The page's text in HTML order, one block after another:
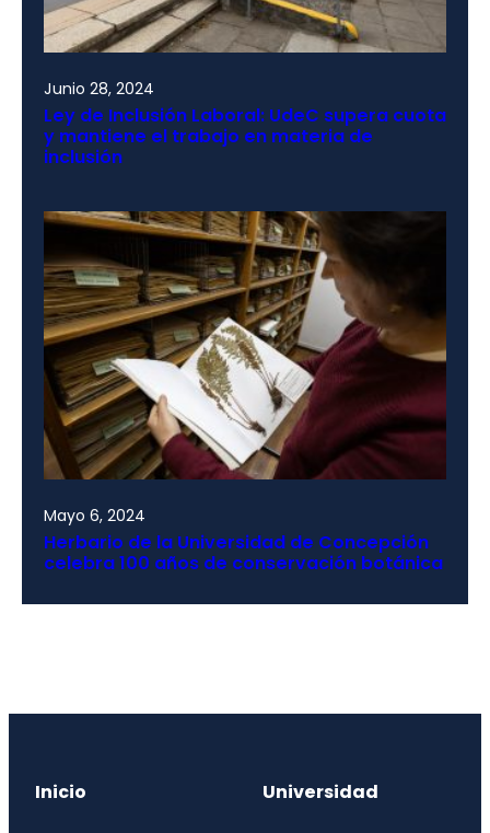
Junio 28, 2024
Ley de Inclusión Laboral: UdeC supera cuota
y mantiene el trabajo en materia de
inclusión
Mayo 6, 2024
Herbario de la Universidad de Concepción
celebra 100 años de conservación botánica
Inicio Universidad